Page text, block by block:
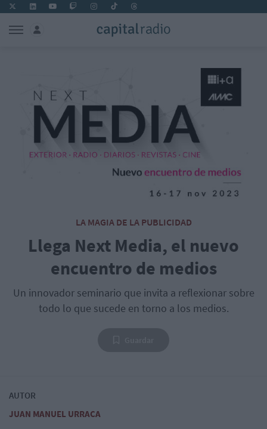
LA MAGIA DE LA PUBLICIDAD
Llega Next Media, el nuevo
encuentro de medios
Un innovador seminario que invita a reflexionar sobre
todo lo que sucede en torno a los medios.
AUTOR
JUAN MANUEL URRACA